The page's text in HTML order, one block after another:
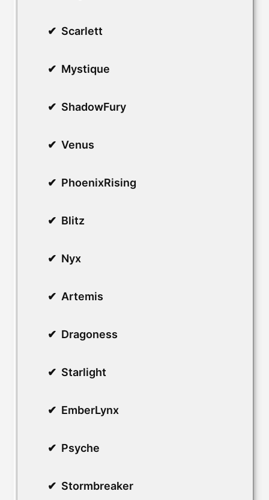
Scarlett
Mystique
ShadowFury
Venus
PhoenixRising
Blitz
Nyx
Artemis
Dragoness
Starlight
EmberLynx
Psyche
Stormbreaker